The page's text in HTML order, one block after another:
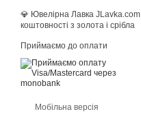
💎 Ювелірна Лавка JLavka.com
коштовності з золота і срібла
Приймаємо до оплати
Мобільна версія